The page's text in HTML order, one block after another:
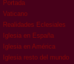
Portada
Vaticano
Realidades Eclesiales
Iglesia en España
Iglesia en América
Iglesia resto del mundo